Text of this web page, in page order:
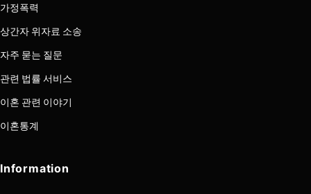
가정폭력
상간자 위자료 소송
자주 묻는 질문
관련 법률 서비스
이혼 관련 이야기
이혼통계
Information